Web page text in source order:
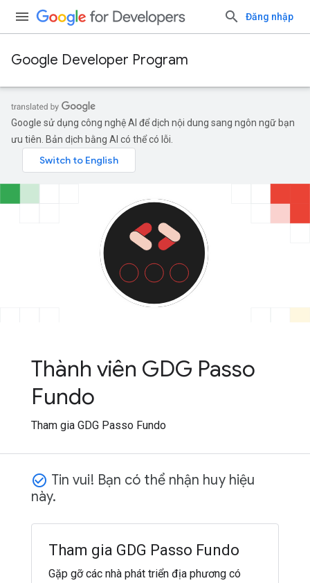
Đăng nhập
Google Developer Program
Google sử dụng công nghệ AI để dịch nội dung sang ngôn ngữ bạn
ưu tiên. Bản dịch bằng AI có thể có lỗi.
Thành viên GDG Passo
Fundo
Tham gia GDG Passo Fundo
check_circle_outline Tin vui! Bạn có thể nhận huy hiệu
này.
Tham gia GDG Passo Fundo
Gặp gỡ các nhà phát triển địa phương có